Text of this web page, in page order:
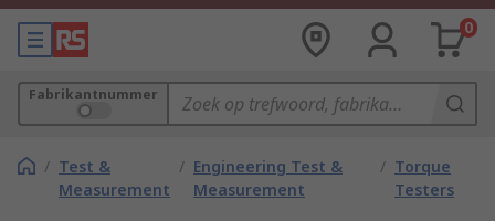
0
Fabrikantnummer
/ Test &
Measurement
/ Engineering Test &
Measurement
/ Torque
Testers